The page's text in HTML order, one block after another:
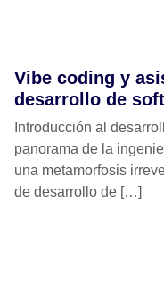
Vibe coding y
desarrollo de
Introducción al
panorama de la
una metamorfosis
de desarrollo de […]